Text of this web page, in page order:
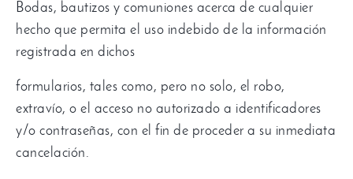
Bodas, bautizos y comuniones acerca de cualquier
hecho que permita el uso indebido de la información
registrada en dichos
formularios, tales como, pero no solo, el robo,
extravío, o el acceso no autorizado a identificadores
y/o contraseñas, con el fin de proceder a su inmediata
cancelación.